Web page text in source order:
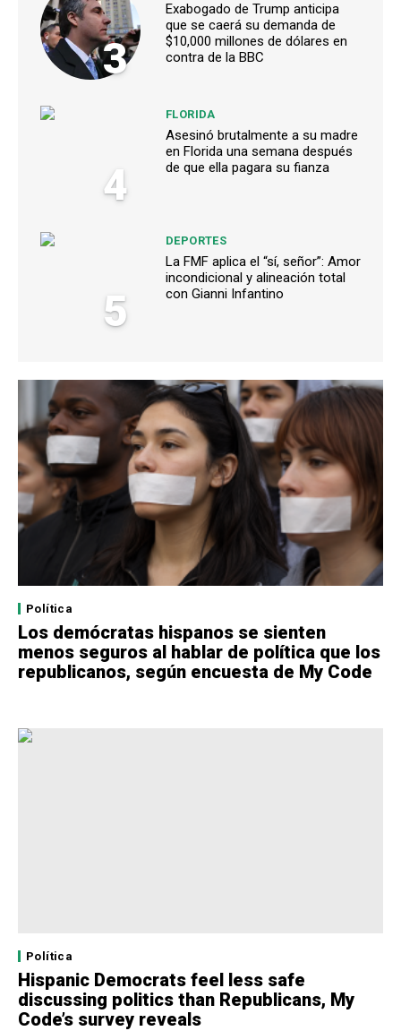
3
Exabogado de Trump anticipa
que se caerá su demanda de
$10,000 millones de dólares en
contra de la BBC
4
FLORIDA
Asesinó brutalmente a su madre
en Florida una semana después
de que ella pagara su fianza
5
DEPORTES
La FMF aplica el “sí, señor”: Amor
incondicional y alineación total
con Gianni Infantino
Política
Los demócratas hispanos se sienten
menos seguros al hablar de política que los
republicanos, según encuesta de My Code
Política
Hispanic Democrats feel less safe
discussing politics than Republicans, My
Code’s survey reveals